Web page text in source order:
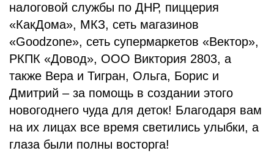
налоговой службы по ДНР, пиццерия
«КакДома», МКЗ, сеть магазинов
«Goodzone», сеть супермаркетов «Вектор»,
РКПК «Довод», ООО Виктория 2803, а
также Вера и Тигран, Ольга, Борис и
Дмитрий – за помощь в создании этого
новогоднего чуда для деток! Благодаря вам
на их лицах все время светились улыбки, а
глаза были полны восторга!